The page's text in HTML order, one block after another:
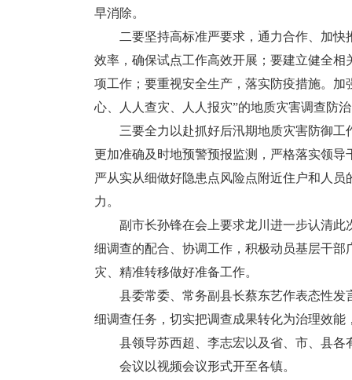
早消除。
二要坚持高标准严要求，通力合作、加快
效率，确保试点工作高效开展；要建立健全
项工作；要重视安全生产，落实防疫措施。
心、人人查灾、人人报灾”的地质灾害调查防
三要全力以赴抓好后汛期地质灾害防御工
更加准确及时地预警预报监测，严格落实领
严从实从细做好隐患点风险点附近住户和人
力。
副市长孙锋在会上要求龙川进一步认清此
细调查的配合、协调工作，积极动员基层干
灾、精准转移做好准备工作。
县委常委、常务副县长蔡东艺作表态性发
细调查任务，切实把调查成果转化为治理效
县领导苏西超、李志宏以及省、市、县各
会议以视频会议形式开至各镇。